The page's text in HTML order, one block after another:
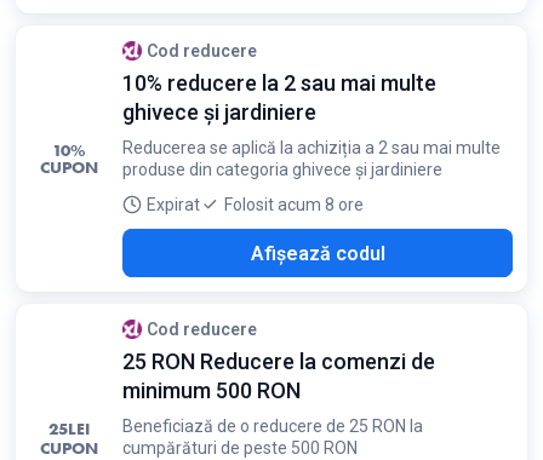
10%
CUPON
Cod reducere
10% reducere la 2 sau mai multe
ghivece și jardiniere
Reducerea se aplică la achiziția a 2 sau mai multe
produse din categoria ghivece și jardiniere
Expirat
Folosit acum 8 ore
Afișează codul
25LEI
CUPON
Cod reducere
25 RON Reducere la comenzi de
minimum 500 RON
Beneficiază de o reducere de 25 RON la
cumpărături de peste 500 RON